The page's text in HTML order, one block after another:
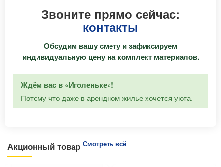
Звоните прямо сейчас:
контакты
Обсудим вашу смету и зафиксируем
индивидуальную цену на комплект материалов.
Ждём вас в «Иголеньке»!
Потому что даже в арендном жилье хочется уюта.
Акционный товар Смотреть всё